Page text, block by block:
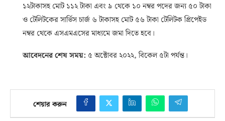
১২টাকাসহ মোট ১১২ টাকা এবং ৯ থেকে ১০ নম্বর পদের জন্য ৫০ টাকা
ও টেলিটকের সার্ভিস চার্জ ৬ টাকাসহ মোট ৫৬ টাকা টেলিটক প্রিপেইড
নম্বর থেকে এসএমএসের মাধ্যমে জমা দিতে হবে।
আবেদনের শেষ সময়: ৫ অক্টোবর ২০২২, বিকেল ৫টা পর্যন্ত।
শেয়ার করুন